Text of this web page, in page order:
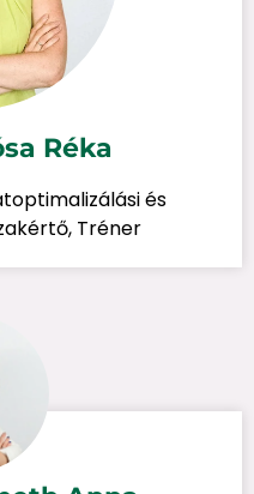
Réka
és
Tréner